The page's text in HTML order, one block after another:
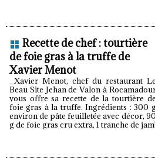
Recette de chef : tourtière
de foie gras à la truffe de
Xavier Menot
_Xavier Menot, chef du restaurant Le
Beau Site Jehan de Valon à
vous offre sa recette de la tourtière de
foie gras à la truffe. Ingrédients : 300 g
environ de pâte feuilletée avec décor, 90
g de foie gras cru extra, 1 tranche de